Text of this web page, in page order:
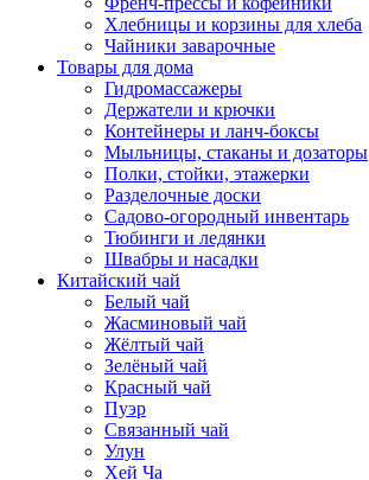
Хлебницы и корзины для хлеба
Чайники заварочные
Товары для дома
Гидромассажеры
Держатели и крючки
Контейнеры и ланч-боксы
Мыльницы, стаканы и дозаторы
Полки, стойки, этажерки
Разделочные доски
Садово-огородный инвентарь
Тюбинги и ледянки
Швабры и насадки
Китайский чай
Белый чай
Жасминовый чай
Жёлтый чай
Зелёный чай
Красный чай
Пуэр
Связанный чай
Улун
Хей Ча